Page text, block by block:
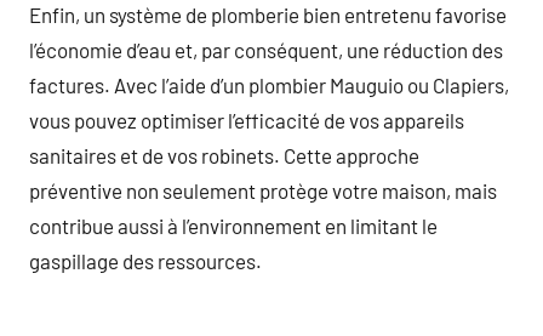
Enfin, un système de plomberie bien entretenu favorise
l’économie d’eau et, par conséquent, une réduction des
factures. Avec l’aide d’un plombier Mauguio ou Clapiers,
vous pouvez optimiser l’efficacité de vos appareils
sanitaires et de vos robinets. Cette approche
préventive non seulement protège votre maison, mais
contribue aussi à l’environnement en limitant le
gaspillage des ressources.